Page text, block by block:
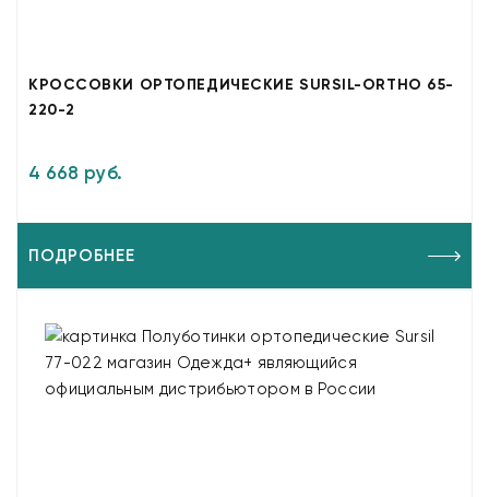
КРОССОВКИ ОРТОПЕДИЧЕСКИЕ SURSIL-ORTHO 65-
220-2
4 668 руб.
ПОДРОБНЕЕ